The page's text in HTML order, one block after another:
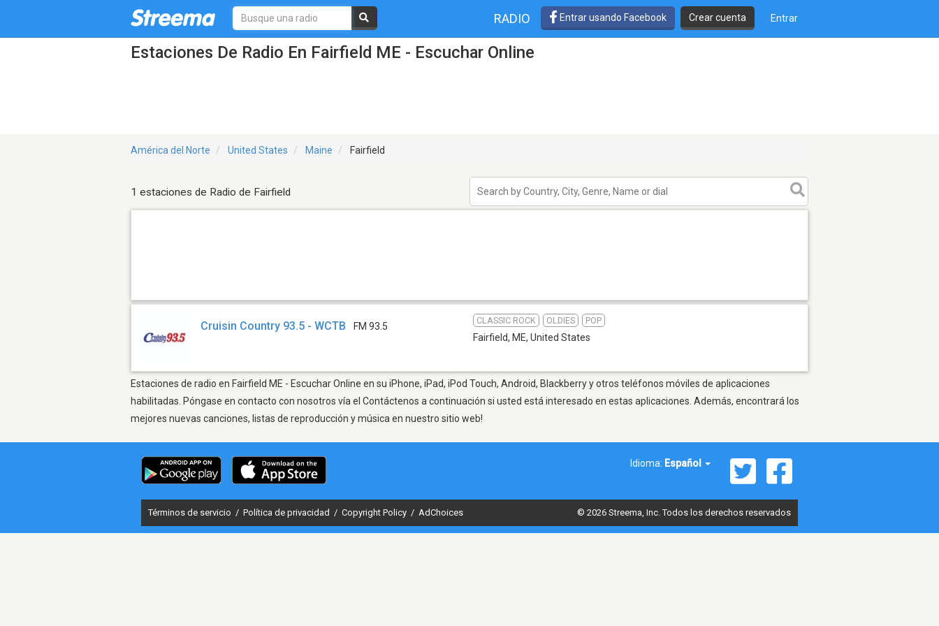
RADIO Entrar usando Facebook Crear cuenta Entrar
Estaciones De Radio En Fairfield ME - Escuchar Online
América del Norte United States Maine Fairfield
1 estaciones de Radio de Fairfield
Cruisin Country 93.5 - WCTB FM 93.5
CLASSIC ROCK OLDIES POP
Fairfield, ME, United States
Estaciones de radio en Fairfield ME - Escuchar Online en su iPhone, iPad, iPod Touch, Android, Blackberry y otros teléfonos móviles de aplicaciones
habilitadas. Póngase en contacto con nosotros vía el Contáctenos a continuación si usted está interesado en estas aplicaciones. Además, encontrará los
mejores nuevas canciones, listas de reproducción y música en nuestro sitio web!
Idioma: Español
Términos de servicio / Política de privacidad / Copyright Policy / AdChoices © 2026 Streema, Inc. Todos los derechos reservados